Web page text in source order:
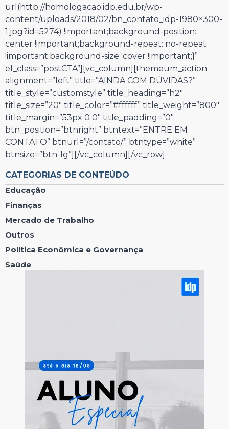
url(http://homologacao.idp.edu.br/wp-
content/uploads/2018/02/bn_contato_idp-1980×300-
1.jpg?id=5274) !important;background-position:
center !important;background-repeat: no-repeat
!important;background-size: cover !important;}”
el_class=”postCTA”][vc_column][themeum_action
alignment=”left” title=”AINDA COM DÚVIDAS?”
title_style=”customstyle” title_heading=”h2″
title_size=”20″ title_color=”#ffffff” title_weight=”800″
title_margin=”53px 0 0″ title_padding=”0″
btn_position=”btnright” btntext=”ENTRE EM
CONTATO” btnurl=”/contato/” btntype=”white”
btnsize=”btn-lg”][/vc_column][/vc_row]
CATEGORIAS DE CONTEÚDO
Educação
Finanças
Mercado de Trabalho
Outros
Política Econômica e Governança
Saúde